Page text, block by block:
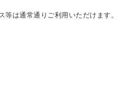
は通常通りご利用いただけます。